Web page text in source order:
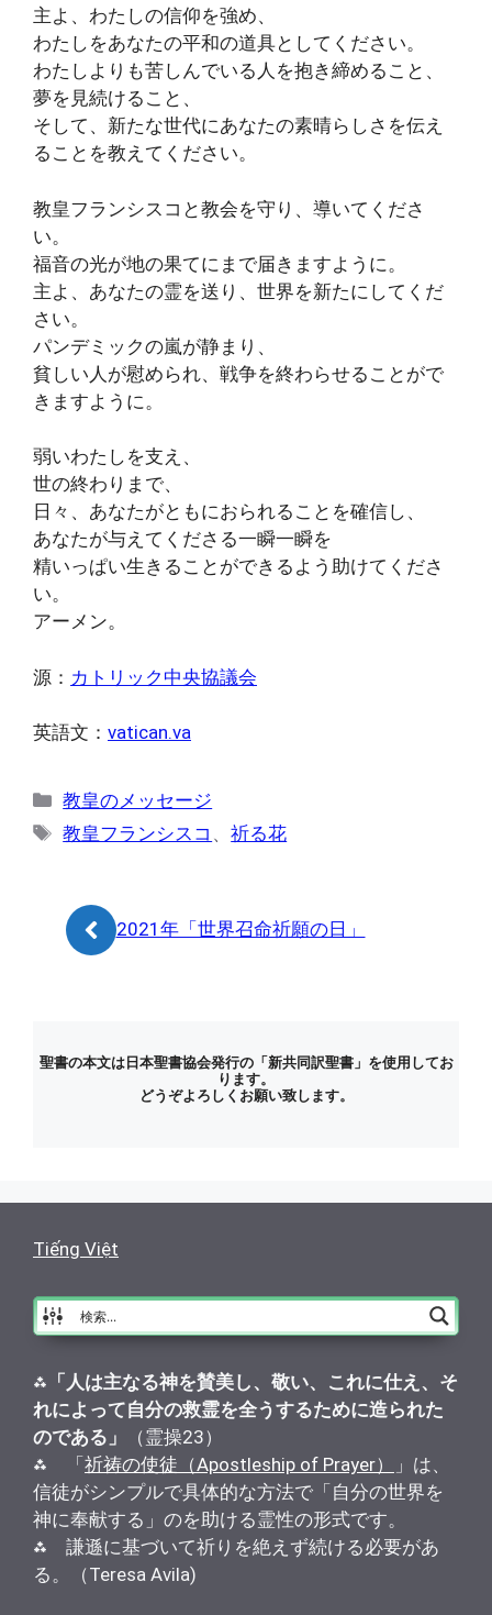
主よ、わたしの信仰を強め、
わたしをあなたの平和の道具としてください。
わたしよりも苦しんでいる人を抱き締めること、
夢を見続けること、
そして、新たな世代にあなたの素晴らしさを伝え
ることを教えてください。
教皇フランシスコと教会を守り、導いてくださ
い。
福音の光が地の果てにまで届きますように。
主よ、あなたの霊を送り、世界を新たにしてくだ
さい。
パンデミックの嵐が静まり、
貧しい人が慰められ、戦争を終わらせることがで
きますように。
弱いわたしを支え、
世の終わりまで、
日々、あなたがともにおられることを確信し、
あなたが与えてくださる一瞬一瞬を
精いっぱい生きることができるよう助けてくださ
い。
アーメン。
源： カトリック中央協議会
英語文： vatican.va
カ
テ
ー
教皇のメッセージ
タ
教皇フランシスコ 、祈る花
2021年「世界召命祈願の日」
聖書の本文は日本聖書協会発行の「新共同訳聖書」を使用してお
ります。
どうぞよろしくお願い致します。
Tiếng Việt
⁂ 「人は主なる神を賛美し、敬い、これに仕え、そ
れによって自分の救霊を全うするために造られた
のである」
（霊操23）
⁂ 「祈祷の使徒（Apostleship of Prayer）
」は、
信徒がシンプルで具体的な方法で「自分の世界を
神に奉献する」のを助ける霊性の形式です。
⁂ 謙遜に基づいて祈りを絶えず続ける必要があ
る。（Teresa Avila)